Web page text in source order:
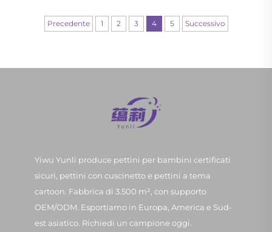
distingue come un dispositivo rivoluzionario
per promuovere la salute del cuoio capelluto
Precedente 1 2 3 4 5 Successivo
Yiwu Yunli produce pettini per bambini certificati
sicuri, pettini con cuscinetto e pettini a tema
cartoon. Fabbrica di 3.500 m², con supporto
OEM/ODM. Esportiamo in Europa, America e Sud-
est asiatico. Richiedi un campione oggi.